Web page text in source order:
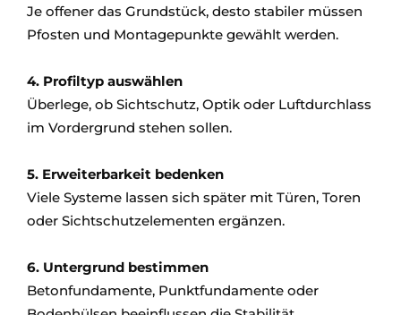
Je offener das Grundstück, desto stabiler müssen
Pfosten und Montagepunkte gewählt werden.
4. Profiltyp auswählen
Überlege, ob Sichtschutz, Optik oder Luftdurchlass
im Vordergrund stehen sollen.
5. Erweiterbarkeit bedenken
Viele Systeme lassen sich später mit Türen, Toren
oder Sichtschutzelementen ergänzen.
6. Untergrund bestimmen
Betonfundamente, Punktfundamente oder